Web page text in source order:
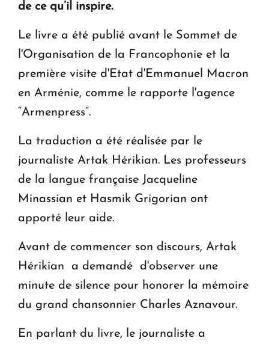
de ce qu’il inspire.
Le livre a été publié avant le Sommet de
l'Organisation de la Francophonie et la
première visite d'Etat d'Emmanuel Macron
en Arménie, comme le rapporte l'agence
“Armenpress”.
La traduction a été réalisée par le
journaliste Artak Hérikian. Les professeurs
de la langue française Jacqueline
Minassian et Hasmik Grigorian ont
apporté leur aide.
Avant de commencer son discours, Artak
Hérikian a demandé d'observer une
minute de silence pour honorer la mémoire
du grand chansonnier Charles Aznavour.
En parlant du livre, le journaliste a